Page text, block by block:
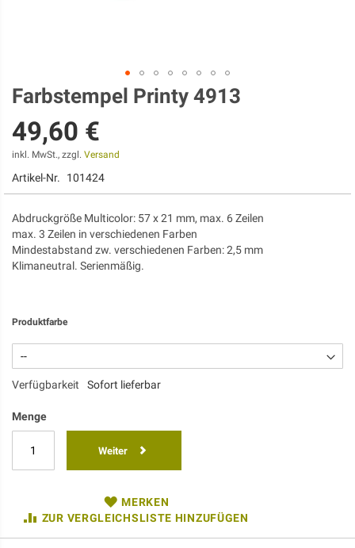
Zum
Anfang
der
Bildgalerie
springen
Farbstempel Printy 4913
49,60 €
inkl. MwSt., zzgl. Versand
Artikel-Nr. 101424
Abdruckgröße Multicolor: 57 x 21 mm, max. 6 Zeilen
max. 3 Zeilen in verschiedenen Farben
Mindestabstand zw. verschiedenen Farben: 2,5 mm
Klimaneutral. Serienmäßig.
Produktfarbe
Verfügbarkeit Sofort lieferbar
Menge
Weiter
MERKEN
ZUR VERGLEICHSLISTE HINZUFÜGEN